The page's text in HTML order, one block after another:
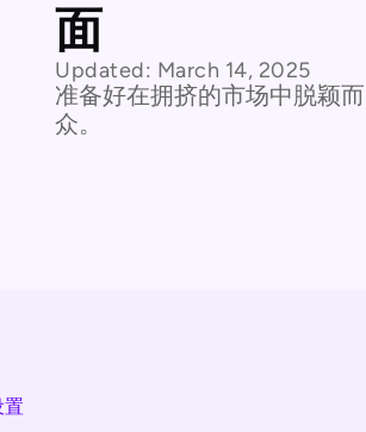
面
Updated: March 14, 2025
准备好在拥挤的市场中脱颖
众。